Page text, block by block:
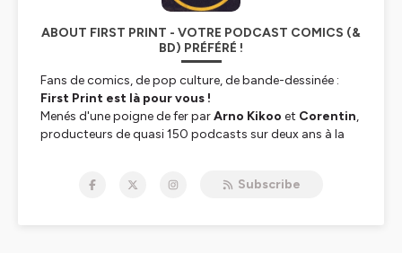
ABOUT FIRST PRINT - VOTRE PODCAST COMICS (&
BD) PRÉFÉRÉ !
Fans de comics, de pop culture, de bande-dessinée :
First Print est là pour vous !
Menés d'une poigne de fer parArno Kikoo et Corentin,
producteurs de quasi 150 podcasts sur deux ans à la
élargissant les horizons. Un seul mot d'ordre :
Subscribe